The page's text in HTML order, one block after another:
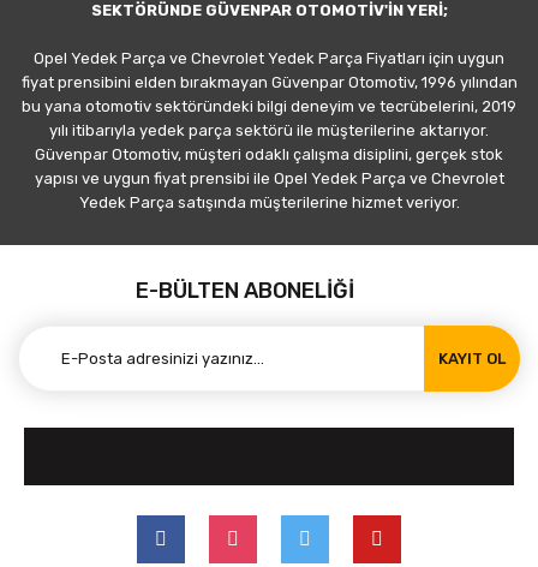
SEKTÖRÜNDE GÜVENPAR OTOMOTİV'İN YERİ;
Opel Yedek Parça ve Chevrolet Yedek Parça Fiyatları için uygun
fiyat prensibini elden bırakmayan Güvenpar Otomotiv, 1996 yılından
bu yana otomotiv sektöründeki bilgi deneyim ve tecrübelerini, 2019
yılı itibarıyla yedek parça sektörü ile müşterilerine aktarıyor.
Güvenpar Otomotiv, müşteri odaklı çalışma disiplini, gerçek stok
yapısı ve uygun fiyat prensibi ile Opel Yedek Parça ve Chevrolet
Yedek Parça satışında müşterilerine hizmet veriyor.
E-BÜLTEN ABONELİĞİ
KAYIT OL